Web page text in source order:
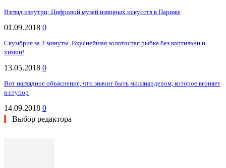
Взгляд изнутри: Цифровой музей изящных искусств в Париже
01.09.2018 0
Скумбрия за 3 минуты. Вкуснейшая золотистая рыбка без коптильни и
химии!
13.05.2018 0
Вот наглядное объяснение, что значит быть миллиардером, которое вгоняет
в ступор
14.09.2018 0
Выбор редактора